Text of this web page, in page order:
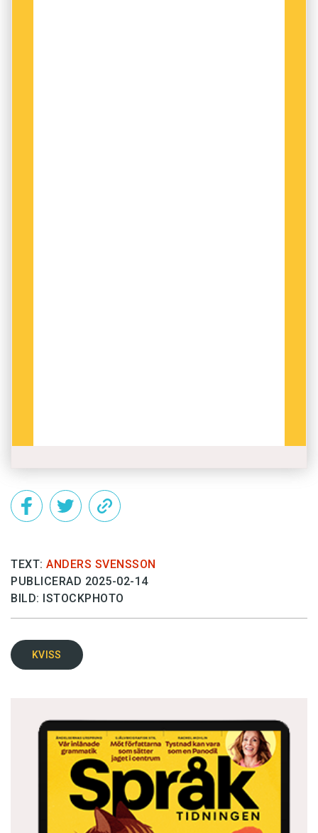
TEXT: ANDERS SVENSSON
PUBLICERAD 2025-02-14
BILD: ISTOCKPHOTO
KVISS